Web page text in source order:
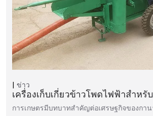
ข่าว
เครื่องเก็บเกี่ยวข้าวโพดไฟฟ้าสำหรั
การเกษตรมีบทบาทสำคัญต่อเศรษฐกิจของกาน